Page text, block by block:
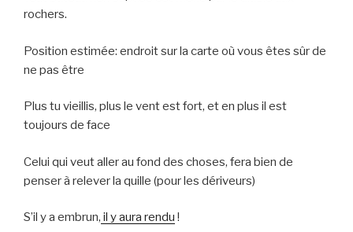
rochers.
Position estimée: endroit sur la carte où vous êtes sûr de
ne pas être
Plus tu vieillis, plus le vent est fort, et en plus il est
toujours de face
Celui qui veut aller au fond des choses, fera bien de
penser à relever la quille (pour les dériveurs)
S’il y a embrun, il y aura rendu !